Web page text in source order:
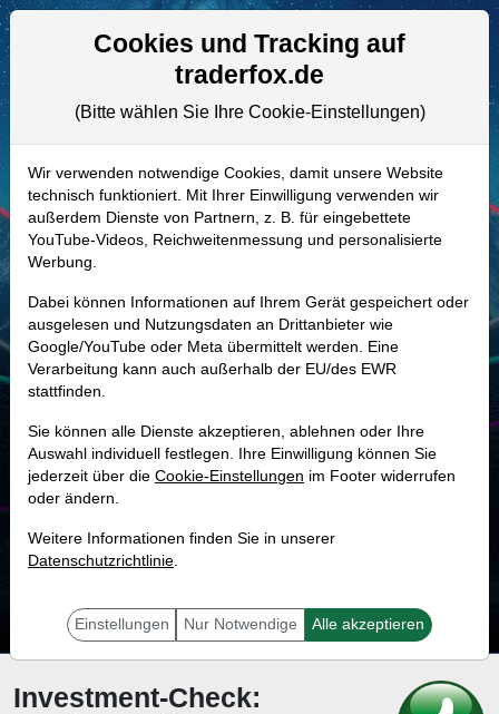
Aktien- und Artikelsuche
A2AKNG | IESC–IES Holdings Aktie
Realtime-Aktienkurs:
-
-
Marktkapitalisierung 15,92 Mrd. USD
Unternehmenswert 15,60 Mrd. USD
MONKEY-TRADER INDIKATOR
89.2 %
Mit 89.2 % Wahrscheinlichkeit wird selbst der unglücklichst agierende Trader
Investment-Check:
Cookies und Tracking auf
traderfox.de
(Bitte wählen Sie Ihre Cookie-Einstellungen)
Wir verwenden notwendige Cookies, damit unsere Website
technisch funktioniert. Mit Ihrer Einwilligung verwenden wir
außerdem Dienste von Partnern, z. B. für eingebettete
YouTube-Videos, Reichweitenmessung und personalisierte
Werbung.
Dabei können Informationen auf Ihrem Gerät gespeichert oder
ausgelesen und Nutzungsdaten an Drittanbieter wie
Google/YouTube oder Meta übermittelt werden. Eine
Verarbeitung kann auch außerhalb der EU/des EWR
stattfinden.
Sie können alle Dienste akzeptieren, ablehnen oder Ihre
Auswahl individuell festlegen. Ihre Einwilligung können Sie
jederzeit über die Cookie-Einstellungen im Footer widerrufen
oder ändern.
Weitere Informationen finden Sie in unserer
Datenschutzrichtlinie.
Einstellungen Nur Notwendige Alle akzeptieren